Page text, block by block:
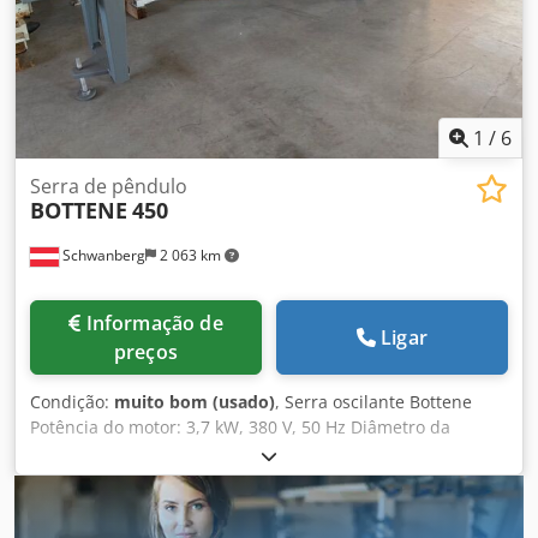
correntes Unidade de deslocamento eletrónica com
bloqueio da peça a fixar Transportador de descarga
motorizado com sistema de ejeção que pode ser
desativado Manual do utilizador Certificado CE Diagrama
elétrico
1 / 6
Schwanberg 2 063 km
Serra de pêndulo
BOTTENE 450
preços
Ligar
Condição: muito bom (usado), Serra oscilante Bottene
Potência do motor: 3,7 kW, 380 V, 50 Hz Diâmetro da
lâmina máx.: 500 mm Altura de corte aprox.: 120 mm
Alcance máximo: 500 mm Mesa de roletes e batente
longitudinal à esquerda, 3000 mm Mesa de roletes à
direita, 1000 mm Diâmetro do bocal de aspiração: 120 mm